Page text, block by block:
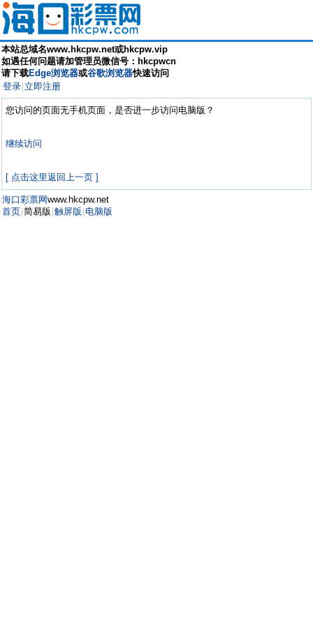
本站总域名www.hkcpw.net或hkcpw.vip
如遇任何问题请加管理员微信号：hkcpwcn
请下载Edge浏览器或谷歌浏览器快速访问
登录 立即注册
您访问的页面无手机页面，是否进一步访问电脑版？
继续访问
[ 点击这里返回上一页 ]
海口彩票网www.hkcpw.net
首页 简易版 触屏版 电脑版